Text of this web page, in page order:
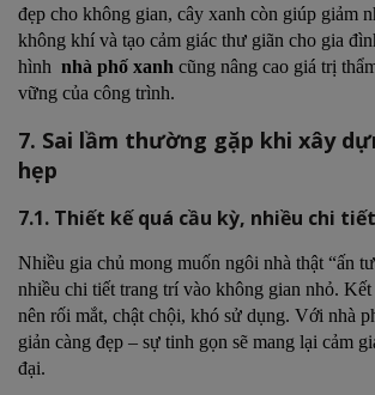
đẹp cho không gian, cây xanh còn giúp giảm
không khí và tạo cảm giác thư giãn cho gia
hình nhà phố xanh cũng nâng cao giá trị
vững của công trình.
7. Sai lầm thường gặp khi xây
hẹp
7.1. Thiết kế quá cầu kỳ, nhiều chi tiết
Nhiều gia chủ mong muốn ngôi nhà thật “ấn
nhiều chi tiết trang trí vào không gian nhỏ.
nên rối mắt, chật chội, khó sử dụng. Với nhà
giản càng đẹp – sự tinh gọn sẽ mang lại cảm
đại.